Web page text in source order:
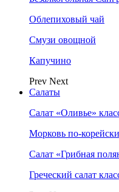
Облепиховый чай
Смузи овощной
Капучино
Prev Next
Салаты
Салат «Оливье»
Морковь по-
Салат «Грибная
Греческий салат